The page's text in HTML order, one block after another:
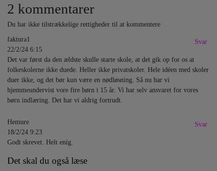
2 kommentarer
Du har ikke tilstrækkelige rettigheder til at kommentere
faktura1
22/2/24 6:15
Det var først da den ældste skulle starte skole, at det gik op for os at
folkeskolerne ikke duede. Heller ikke privatskoler. Hele idéen med skoler
duer ikke, og det bør kun være en nødløsning. Så nu har vi
hjemmeundervist vore fire børn i 15 år. Vi har selv ansvaret for vores
børn indlæring. Det har vi aldrig fortrudt.
Svar
Hemure
18/2/24 9:23
Godt skrevet. Helt enig.
Svar
Det skal du også læse